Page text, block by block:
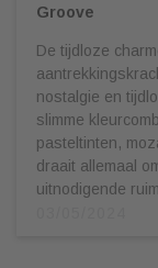
Groove
De tijdloze
nostalgie en
slimme
pasteltinten,
draait allemaal
uitnodigende